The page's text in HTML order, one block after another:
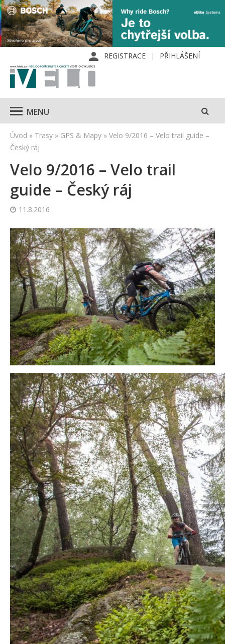
REGISTRACE PŘIHLÁŠENÍ
MENU
Úvod » Trasy » GPS & Mapy » Velo 9/2016 – Velo trail guide –
Český ráj
Velo 9/2016 – Velo trail
guide – Český ráj
11.8.2016